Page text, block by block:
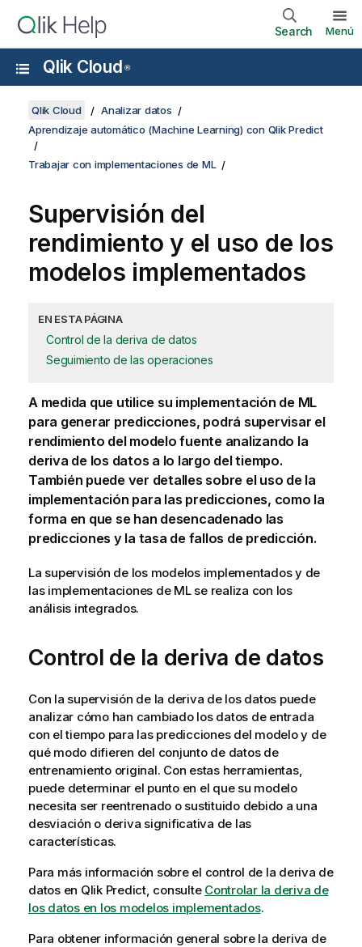
Search Menú
Qlik Cloud ®
Qlik Cloud
Analizar datos
Aprendizaje automático (Machine Learning) con Qlik Predict
Trabajar con implementaciones de ML
Supervisión del
rendimiento y el uso de los
modelos implementados
EN ESTA PÁGINA
Control de la deriva de datos
Seguimiento de las operaciones
A medida que utilice su implementación de ML
para generar predicciones, podrá supervisar el
rendimiento del modelo fuente analizando la
deriva de los datos a lo largo del tiempo.
También puede ver detalles sobre el uso de la
implementación para las predicciones, como la
forma en que se han desencadenado las
predicciones y la tasa de fallos de predicción.
La supervisión de los modelos implementados y de
las implementaciones de ML se realiza con los
análisis integrados.
Control de la deriva de datos
Con la supervisión de la deriva de los datos puede
analizar cómo han cambiado los datos de entrada
con el tiempo para las predicciones del modelo y de
qué modo difieren del conjunto de datos de
entrenamiento original. Con estas herramientas,
puede determinar el punto en el que su modelo
necesita ser reentrenado o sustituido debido a una
desviación o deriva significativa de las
características.
Para más información sobre el control de la deriva de
datos en Qlik Predict, consulte Controlar la deriva de
los datos en los modelos implementados.
Para obtener información general sobre la deriva de